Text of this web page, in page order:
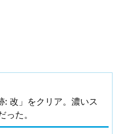
改」をクリア。濃いス
った。